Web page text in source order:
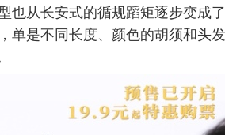
也从长安式的循规蹈矩逐步变成
单是不同长度、颜色的胡须和头